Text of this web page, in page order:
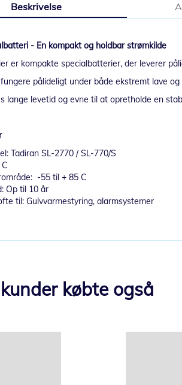
Beskrivelse
- En kompakt og holdbar strømkilde
er kompakte specialbatterier, der leverer
pålideligt under både ekstremt lave
lange levetid og evne til at opretholde en
Tadiran SL-2770 / SL-770/S
-55 til + 85 C
Op til 10 år
til: Gulvvarmestyring, alarmsystemer
købte også